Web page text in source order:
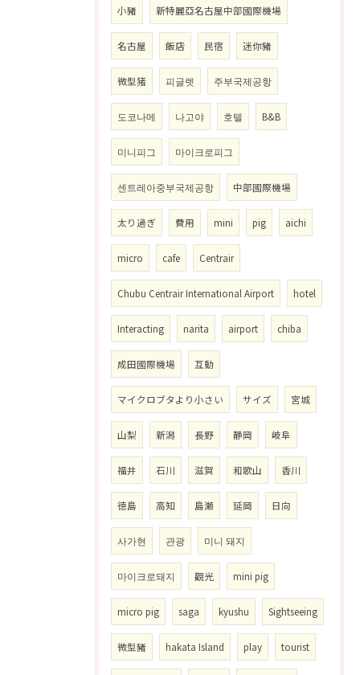
小豬 新特麗亞名古屋中部國際機場
名古屋 飯店 民宿 迷你豬
微型猪 피글렛 주부국제공항
도코나메 나고야 호텔 B&B
미니피그 마이크로피그
센트레아중부국제공항 中部國際機場
太り過ぎ 費用 mini pig aichi
micro cafe Centrair
Chubu Centrair International Airport hotel
Interacting narita airport chiba
成田國際機場 互動
マイクロブタより小さい サイズ 宮城
山梨 新潟 長野 静岡 岐阜
福井 石川 滋賀 和歌山 香川
徳島 高知 島瀬 延岡 日向
사가현 관광 미니 돼지
마이크로돼지 觀光 mini pig
micro pig saga kyushu Sightseeing
微型豬 hakata Island play tourist